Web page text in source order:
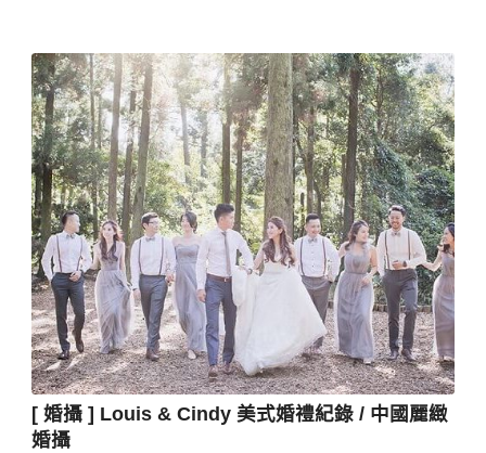
[ 婚攝 ] Louis & Cindy 美式婚禮紀錄 / 中國麗緻
婚攝